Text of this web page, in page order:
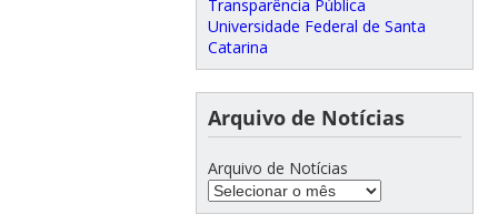
Transparência Pública
Universidade Federal de Santa
Catarina
Arquivo de Notícias
Arquivo de Notícias